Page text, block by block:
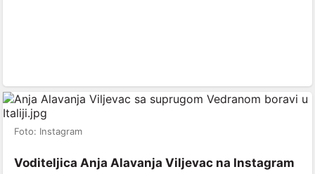
Foto: Instagram
Voditeljica Anja Alavanja Viljevac na Instagram